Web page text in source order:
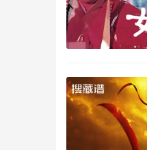
影视主题曲